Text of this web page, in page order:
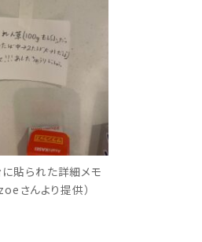
に貼られた詳細メモ
さんより提供）